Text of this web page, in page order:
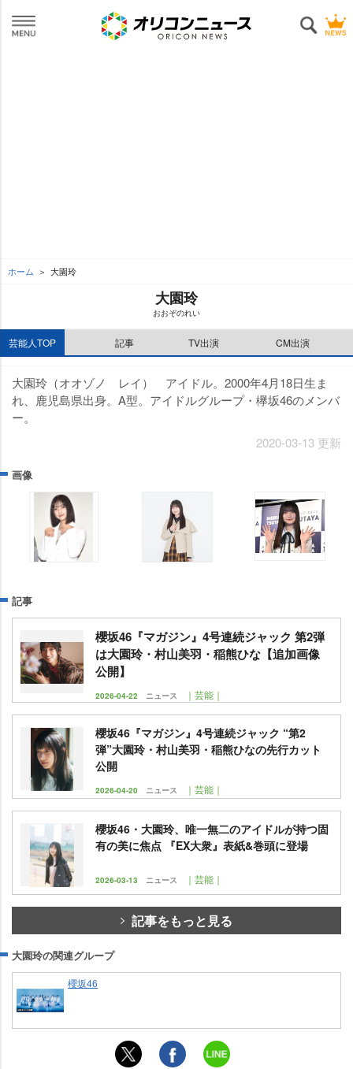
ホーム 大園玲
大園玲
おおぞのれい
芸能人TOP 記事 TV出演 CM出演
大園玲（オオゾノ レイ） アイドル。2000年4月18日生ま
れ、鹿児島県出身。A型。アイドルグループ・欅坂46のメンバ
ー。
2020-03-13 更新
画像
記事
櫻坂46『マガジン』4号連続ジャック 第2弾
は大園玲・村山美羽・稲熊ひな【追加画像
公開】
2026-04-22 ニュース ｜芸能｜
櫻坂46『マガジン』4号連続ジャック “第2
弾”大園玲・村山美羽・稲熊ひなの先行カット
公開
2026-04-20 ニュース ｜芸能｜
櫻坂46・大園玲、唯一無二のアイドルが持つ固
有の美に焦点 『EX大衆』表紙&巻頭に登場
2026-03-13 ニュース ｜芸能｜
記事をもっと見る
大園玲の関連グループ
櫻坂46